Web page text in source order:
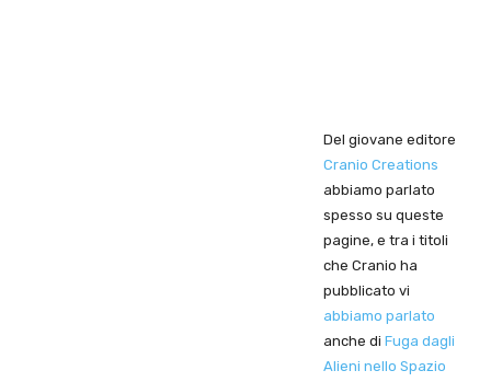
Del giovane editore
Cranio Creations
abbiamo parlato
spesso su queste
pagine, e tra i titoli
che Cranio ha
pubblicato vi
abbiamo parlato
anche di Fuga dagli
Alieni nello Spazio